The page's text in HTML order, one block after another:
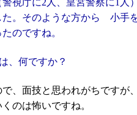
視庁に2人、皇宮警察に1人
。そのような方から 小手
のですね。
、何ですか？
、面技と思われがちですが
のは怖いですね。